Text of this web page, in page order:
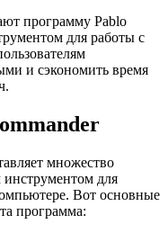
программу Pablo
для работы с
и сэкономить время
множество
для
Вот основные
программа: